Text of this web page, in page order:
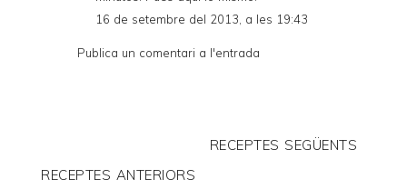
16 de setembre del 2013, a les 19:43
Publica un comentari a l'entrada
RECEPTES SEGÜENTS
RECEPTES ANTERIORS